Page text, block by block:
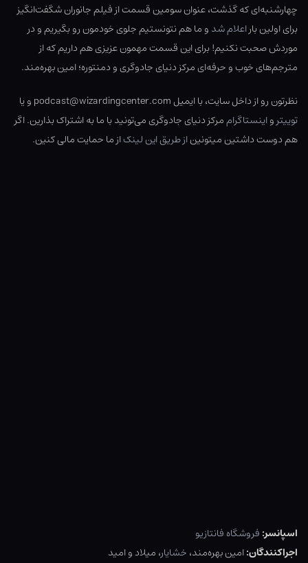
چهارشنبه‌ای که گذشت، عنوان سومین قسمت از فیلم جانوران شگفت‌انگیز
برای اولین باراعلام شد و ما هم نتونستیم جلوی خودمون رو بگیریم و در
موردش صحبت نکنیم! برای این قسمت مهمون عزیزی هم داریم که از
مترجم‌های خوب و حرفه‌ای مرکز دنیای جادوگری و دمنتوره؛ امین بهره‌مند.
نظرتون رو از داخل سایت، با ایمیل podcast@wizardingcenter.com و یا
توییترواینستاگراممرکز دنیای جادوگری می‌تونید با ما به اشتراک بذارین. اگر
هم دوست داشتین میتونیناز طریق این لینکاز ما حمایت مالی کنین.
اسپانسر: فروشگاه فانتازیو
اجراکنندگان:امین بهره‌مند، خشایار، میلاد و امید